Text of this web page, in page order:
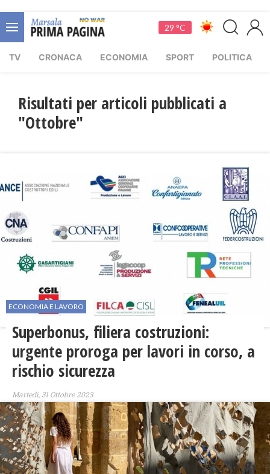
29 °C
TV CRONACA ECONOMIA SPORT POLITICA
Risultati per articoli pubblicati a
"Ottobre"
ECONOMIA E LAVORO
Superbonus, filiera costruzioni:
urgente proroga per lavori in corso, a
rischio sicurezza
Martedì, 31 Ottobre 2023